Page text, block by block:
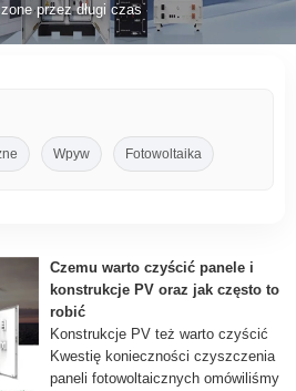
przez długi czas
Wpyw Fotowoltaika
Czemu warto czyścić panele i
konstrukcje PV oraz jak często to
robić
Konstrukcje PV też warto czyścić
Kwestię konieczności czyszczenia
paneli fotowoltaicznych omówiliśmy